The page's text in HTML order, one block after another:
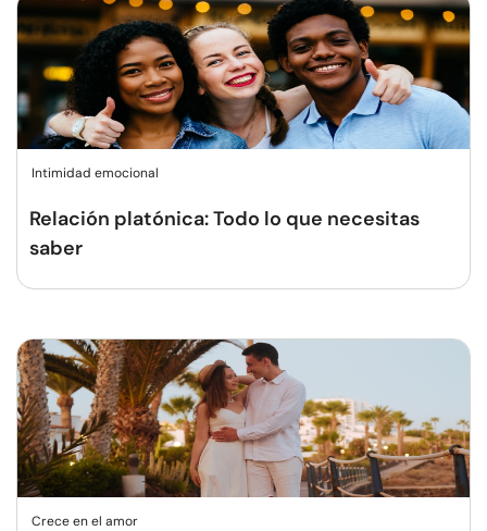
Intimidad emocional
Relación platónica: Todo lo que necesitas
saber
Crece en el amor